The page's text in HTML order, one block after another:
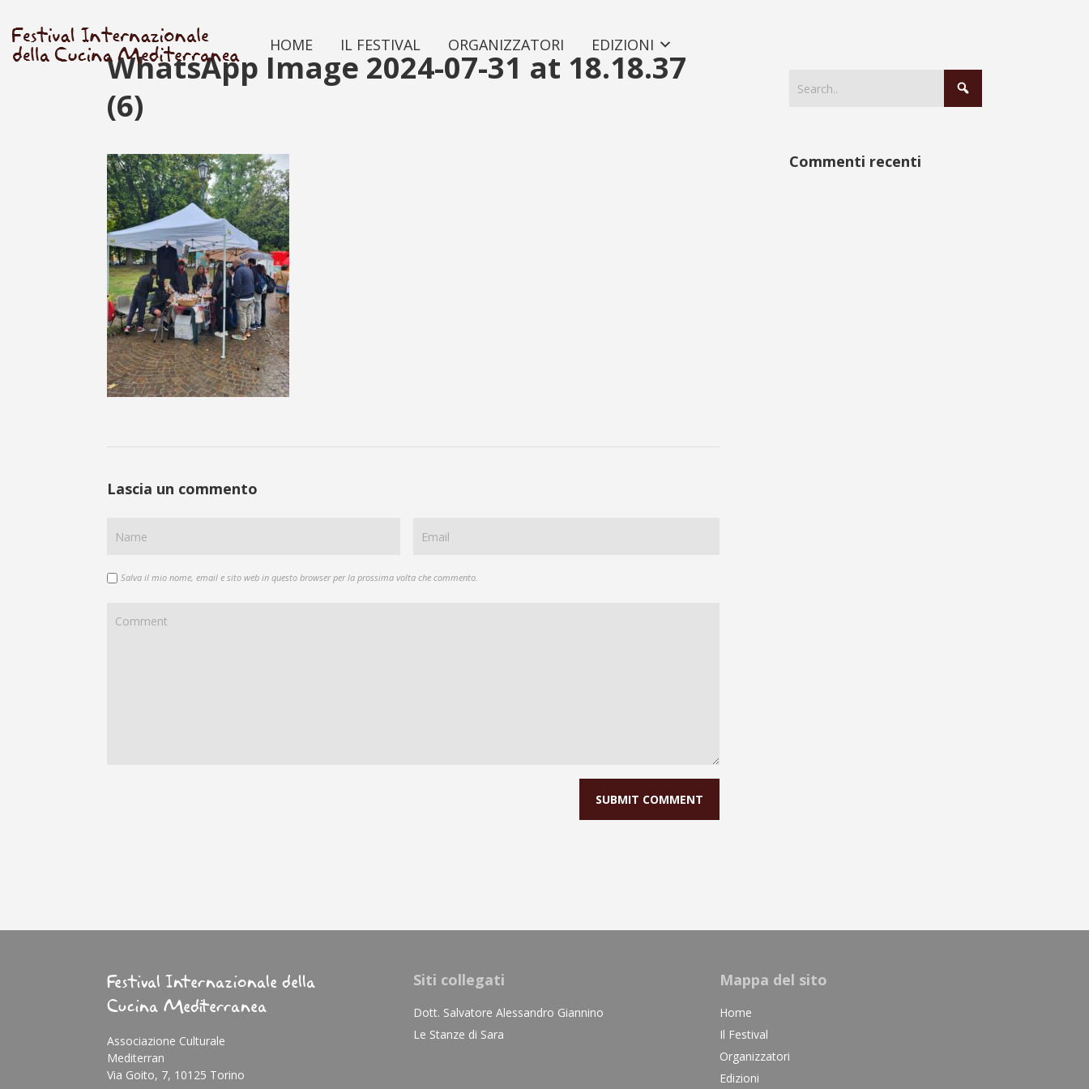
HOME IL FESTIVAL ORGANIZZATORI EDIZIONI
WhatsApp Image 2024-07-31 at 18.18.37
(6)
Lascia un commento
Salva il mio nome, email e sito web in questo browser per la prossima volta che commento.
Commenti recenti
Festival Internazionale della
Cucina Mediterranea
Associazione Culturale
Mediterran
Via Goito, 7, 10125 Torino
Siti collegati
Dott. Salvatore Alessandro Giannino
Le Stanze di Sara
Mappa del sito
Home
Il Festival
Organizzatori
Edizioni